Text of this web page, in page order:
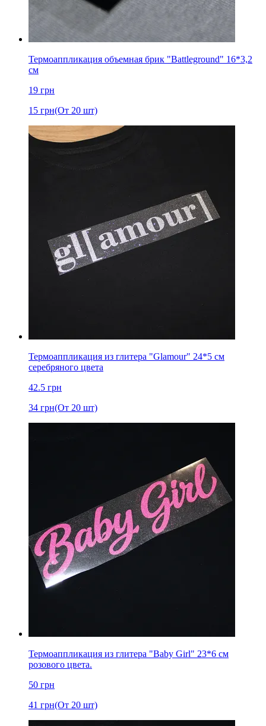
Термоаппликация объемная брик "Battleground" 16*3,2
см
19 грн
15 грн(От 20 шт)
Термоаппликация из глитера "Glamour" 24*5 см
серебряного цвета
42.5 грн
34 грн(От 20 шт)
Термоаппликация из глитера "Baby Girl" 23*6 см
розового цвета.
50 грн
41 грн(От 20 шт)